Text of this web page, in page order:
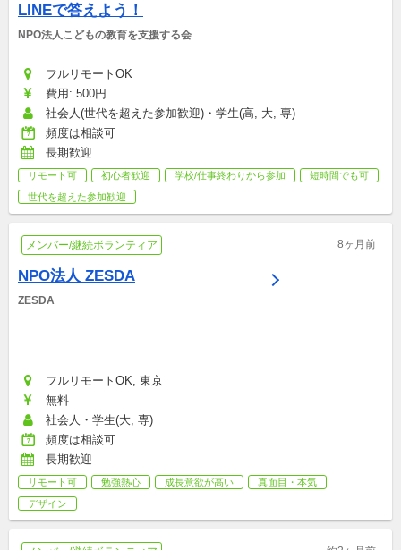
LINEで答えよう！
NPO法人こどもの教育を支援する会
フルリモートOK
費用: 500円
社会人(世代を超えた参加歓迎)・学生(高, 大, 専)
頻度は相談可
長期歓迎
リモート可 初心者歓迎 学校/仕事終わりから参加
短時間でも可
世代を超えた参加歓迎
メンバー/継続ボランティア 8ヶ月前
NPO法人 ZESDA
ZESDA
フルリモートOK, 東京
無料
社会人・学生(大, 専)
頻度は相談可
長期歓迎
リモート可 勉強熱心 成長意欲が高い
真面目・本気
デザイン